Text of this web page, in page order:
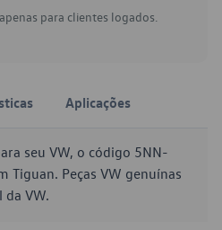
para clientes logados.
Aplicações
seu VW, o código 5NN-
Tiguan. Peças VW genuínas
VW.